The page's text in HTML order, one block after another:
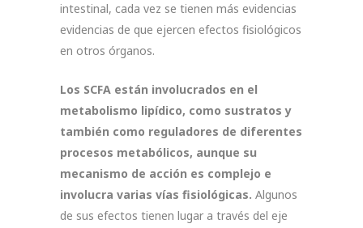
intestinal, cada vez se tienen más evidencias
evidencias de que ejercen efectos fisiológicos
en otros órganos.
Los SCFA están involucrados en el
metabolismo lipídico, como sustratos y
también como reguladores de diferentes
procesos metabólicos, aunque su
mecanismo de acción es complejo e
involucra varias vías fisiológicas. Algunos
de sus efectos tienen lugar a través del eje